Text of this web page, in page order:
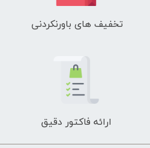
تخفیف های باورنکردنی
ارائه فاکتور دقیق